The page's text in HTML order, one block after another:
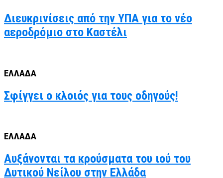
Διευκρινίσεις από την ΥΠΑ για το νέο
αεροδρόμιο στο Καστέλι
ΕΛΛΑΔΑ
Σφίγγει ο κλοιός για τους οδηγούς!
ΕΛΛΑΔΑ
Αυξάνονται τα κρούσματα του ιού του
Δυτικού Νείλου στην Ελλάδα